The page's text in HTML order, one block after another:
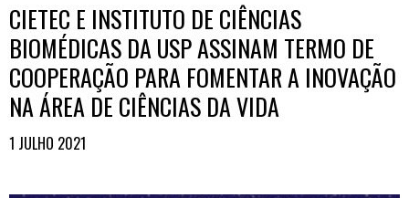
CIETEC E INSTITUTO DE CIÊNCIAS
BIOMÉDICAS DA USP ASSINAM TERMO DE
COOPERAÇÃO PARA FOMENTAR A INOVAÇÃO
NA ÁREA DE CIÊNCIAS DA VIDA
1 JULHO 2021